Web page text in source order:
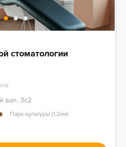
стоматологии
вал, 3с2
Парк культуры (1.2км)